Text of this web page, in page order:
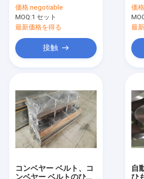
硫装置圧力袋
価格:negotiable
MOQ:1 セット
最新価格を得る
接触
置
価
最
コンベヤー ベルト、コ
ンベヤー ベルトのひも
自
ひ